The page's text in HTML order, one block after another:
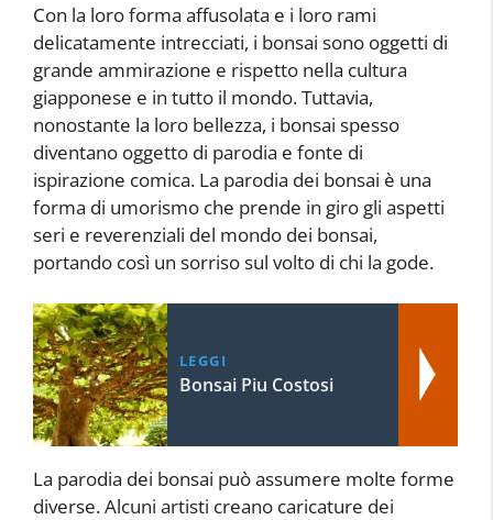
Con la loro forma affusolata e i loro rami
delicatamente intrecciati, i bonsai sono oggetti di
grande ammirazione e rispetto nella cultura
giapponese e in tutto il mondo. Tuttavia,
nonostante la loro bellezza, i bonsai spesso
diventano oggetto di parodia e fonte di
ispirazione comica. La parodia dei bonsai è una
forma di umorismo che prende in giro gli aspetti
seri e reverenziali del mondo dei bonsai,
portando così un sorriso sul volto di chi la gode.
LEGGI
Bonsai Piu Costosi
La parodia dei bonsai può assumere molte forme
diverse. Alcuni artisti creano caricature dei